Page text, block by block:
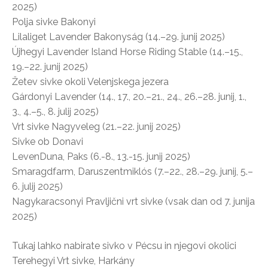
2025)
Polja sivke Bakonyi
Lilaliget Lavender Bakonyság (14.–29. junij 2025)
Újhegyi Lavender Island Horse Riding Stable (14.–15.,
19.–22. junij 2025)
Žetev sivke okoli Velenjskega jezera
Gárdonyi Lavender (14., 17., 20.–21., 24., 26.–28. junij, 1.,
3., 4.–5., 8. julij 2025)
Vrt sivke Nagyveleg (21.–22. junij 2025)
Sivke ob Donavi
LevenDuna, Paks (6.-8., 13.-15. junij 2025)
Smaragdfarm, Daruszentmiklós (7.–22., 28.–29. junij, 5.–
6. julij 2025)
Nagykaracsonyi Pravljični vrt sivke (vsak dan od 7. junija
2025)
Tukaj lahko nabirate sivko v Pécsu in njegovi okolici
Terehegyi Vrt sivke, Harkány